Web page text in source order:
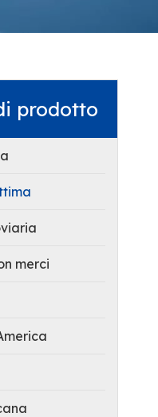
prodotto
merci